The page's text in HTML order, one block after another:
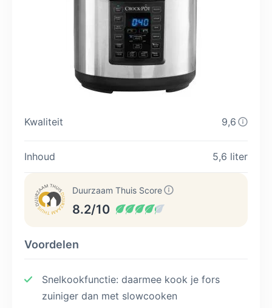
Kwaliteit 9,6
Inhoud 5,6 liter
Duurzaam Thuis Score
8.2/10
Voordelen
Snelkookfunctie: daarmee kook je fors
zuiniger dan met slowcooken